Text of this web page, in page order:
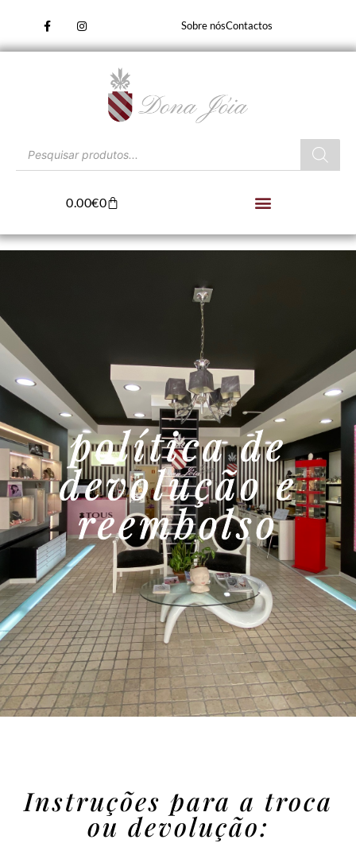
Sobre nósContactos
0.00€0
política de
devolução e
reembolso
Instruções para a troca
ou devolução: